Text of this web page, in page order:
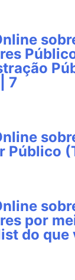
7
Público
por
do que